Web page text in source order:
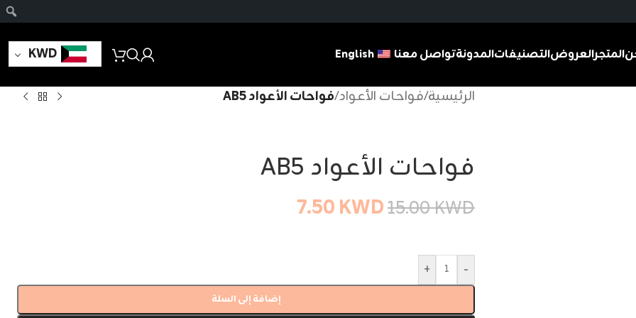
المتجرالعروضالتصنيفاتالمدونةتواصل معنا English
KWD
الرئيسية/فواحات الأعواد/فواحات الأعواد AB5
فواحات الأعواد AB5
15.00KWD
7.50KWD
-
+
إضافة إلى السلة